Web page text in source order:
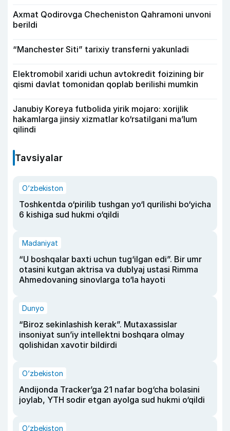
Axmat Qodirovga Checheniston Qahramoni unvoni
berildi
“Manchester Siti” tarixiy transferni yakunladi
Elektromobil xaridi uchun avtokredit foizining bir
qismi davlat tomonidan qoplab berilishi mumkin
Janubiy Koreya futbolida yirik mojaro: xorijlik
hakamlarga jinsiy xizmatlar ko‘rsatilgani ma’lum
qilindi
Tavsiyalar
O‘zbekiston
Toshkentda o‘pirilib tushgan yo‘l qurilishi bo‘yicha
6 kishiga sud hukmi o‘qildi
Madaniyat
“U boshqalar baxti uchun tug‘ilgan edi”. Bir umr
otasini kutgan aktrisa va dublyaj ustasi Rimma
Ahmedovaning sinovlarga to‘la hayoti
Dunyo
“Biroz sekinlashish kerak”. Mutaxassislar
insoniyat sun’iy intellektni boshqara olmay
qolishidan xavotir bildirdi
O‘zbekiston
Andijonda Tracker’ga 21 nafar bog‘cha bolasini
joylab, YTH sodir etgan ayolga sud hukmi o‘qildi
O‘zbekiston